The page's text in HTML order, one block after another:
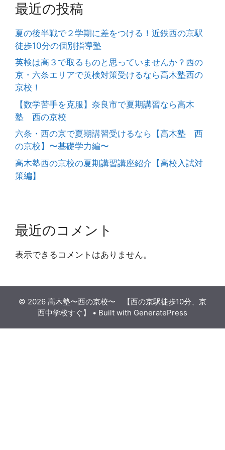
最近の投稿
夏の後半戦で２学期に差をつける！近鉄西の京駅
徒歩10分の個別指導塾
英検は高３で取るものと思っていませんか？西の
京・六条エリアで英検対策受けるなら高木塾西の
京校！
【数学苦手を克服】奈良市で夏期講習なら高木
塾 西の京校
六条・西の京で夏期講習受けるなら【高木塾 西
の京校】〜基礎学力編〜
高木塾西の京校の夏期講習講座紹介【高校入試対
策編】
最近のコメント
表示できるコメントはありません。
© 2026 高木塾〜西の京校〜 【西の京駅徒歩10分、京
西中学校すぐ】
• Built with GeneratePress